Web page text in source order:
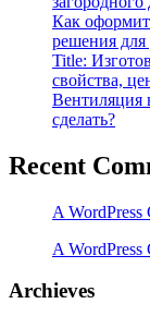
Как
решения для
Title:
свойства,
Вентиляция
сделать?
Recent
A WordPress
A WordPress
Archieves